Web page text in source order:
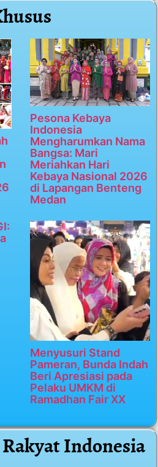
Pesona Kebaya
Indonesia
Mengharumkan Nama
Bangsa: Mari
Meriahkan Hari
Kebaya Nasional 2026
di Lapangan Benteng
Medan
Menyusuri Stand
Pameran, Bunda Indah
Beri Apresiasi pada
Pelaku UMKM di
Ramadhan Fair XX
Indonesia